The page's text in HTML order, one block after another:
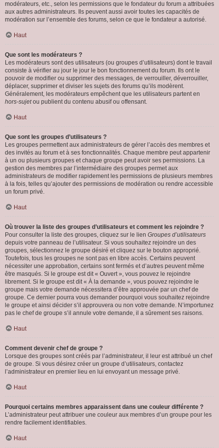
modérateurs, etc., selon les permissions que le fondateur du forum a attribuées
aux autres administrateurs. Ils peuvent aussi avoir toutes les capacités de
modération sur l’ensemble des forums, selon ce que le fondateur a autorisé.
Haut
Que sont les modérateurs ?
Les modérateurs sont des utilisateurs (ou groupes d’utilisateurs) dont le travail
consiste à vérifier au jour le jour le bon fonctionnement du forum. Ils ont le
pouvoir de modifier ou supprimer des messages, de verrouiller, déverrouiller,
déplacer, supprimer et diviser les sujets des forums qu’ils modèrent.
Généralement, les modérateurs empêchent que les utilisateurs partent en
hors-sujetou publient du contenu abusif ou offensant.
Haut
Que sont les groupes d’utilisateurs ?
Les groupes permettent aux administrateurs de gérer l’accès des membres et
des invités au forum et à ses fonctionnalités. Chaque membre peut appartenir
à un ou plusieurs groupes et chaque groupe peut avoir ses permissions. La
gestion des membres par l’intermédiaire des groupes permet aux
administrateurs de modifier rapidement les permissions de plusieurs membres
à la fois, telles qu’ajouter des permissions de modération ou rendre accessible
un forum privé.
Haut
Où trouver la liste des groupes d’utilisateurs et comment les rejoindre ?
Pour consulter la liste des groupes, cliquez sur le lien Groupes d’utilisateurs
depuis votre panneau de l’utilisateur. Si vous souhaitez rejoindre un des
groupes, sélectionnez le groupe désiré et cliquez sur le bouton approprié.
Toutefois, tous les groupes ne sont pas en libre accès. Certains peuvent
nécessiter une approbation, certains sont fermés et d’autres peuvent même
être masqués. Si le groupe est dit « Ouvert », vous pouvez le rejoindre
librement. Si le groupe est dit « À la demande », vous pouvez rejoindre le
groupe mais votre demande nécessitera d’être approuvée par un chef de
groupe. Ce dernier pourra vous demander pourquoi vous souhaitez rejoindre
le groupe et ainsi décider s’il approuvera ou non votre demande. N’importunez
pas le chef de groupe s’il annule votre demande, il a sûrement ses raisons.
Haut
Comment devenir chef de groupe ?
Lorsque des groupes sont créés par l’administrateur, il leur est attribué un chef
de groupe. Si vous désirez créer un groupe d’utilisateurs, contactez
l’administrateur en premier lieu en lui envoyant un message privé.
Haut
Pourquoi certains membres apparaissent dans une couleur différente ?
L’administrateur peut attribuer une couleur aux membres d’un groupe pour les
rendre facilement identifiables.
Haut